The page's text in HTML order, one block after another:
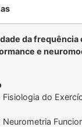
da frequência
e
do